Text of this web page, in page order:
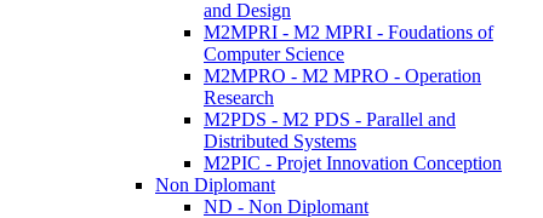
and Design
M2MPRI - M2 MPRI - Foudations of
Computer Science
M2MPRO - M2 MPRO - Operation
Research
M2PDS - M2 PDS - Parallel and
Distributed Systems
M2PIC - Projet Innovation Conception
Non Diplomant
ND - Non Diplomant